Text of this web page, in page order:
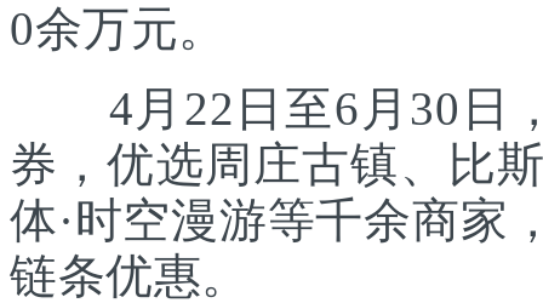
0余万元。
4月22日至6月30日，
券，优选周庄古镇、比
体·时空漫游等千余商家
链条优惠。